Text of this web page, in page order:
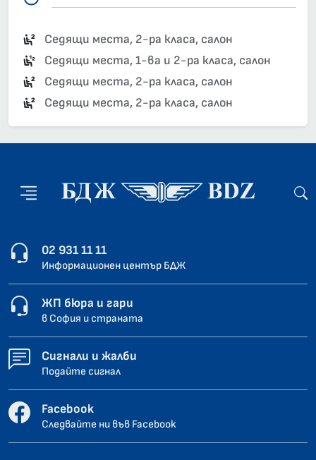
Седящи места, 2-ра класа, салон
Седящи места, 1-ва и 2-ра класа, салон
Седящи места, 2-ра класа, салон
Седящи места, 2-ра класа, салон
02 931 11 11
Информационен център БДЖ
ЖП бюра и гари
в София и страната
Сигнали и жалби
Подайте сигнал
Facebook
Следвайте ни във Facebook